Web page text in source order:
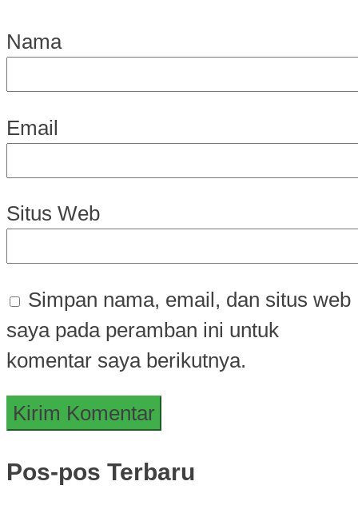
Nama
Email
Situs Web
Simpan nama, email, dan situs web
saya pada peramban ini untuk
komentar saya berikutnya.
Pos-pos Terbaru